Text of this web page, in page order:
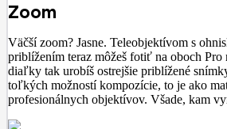
Zoom
Väčší zoom? Jasne. Teleobjektívom s
priblížením teraz môžeš fotiť na oboch Pro
diaľky tak urobíš ostrejšie priblížené
toľkých možností kompozície, to je ako
profesionálnych objektívov. Všade, kam